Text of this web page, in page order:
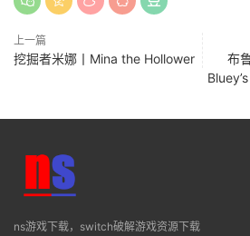
上一篇
挖掘者米娜丨Mina the Hollower
布
ns游戏下载，switch破解游戏资源下载